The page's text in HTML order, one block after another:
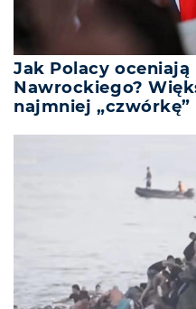
Jak Polacy
Nawrockiego?
najmniej „czwórkę”